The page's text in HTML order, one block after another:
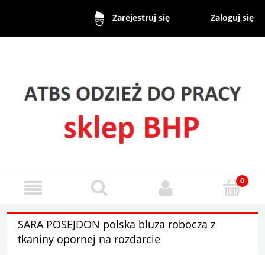
Zarejestruj się Zaloguj się
SARA POSEJDON polska bluza robocza z
tkaniny opornej na rozdarcie